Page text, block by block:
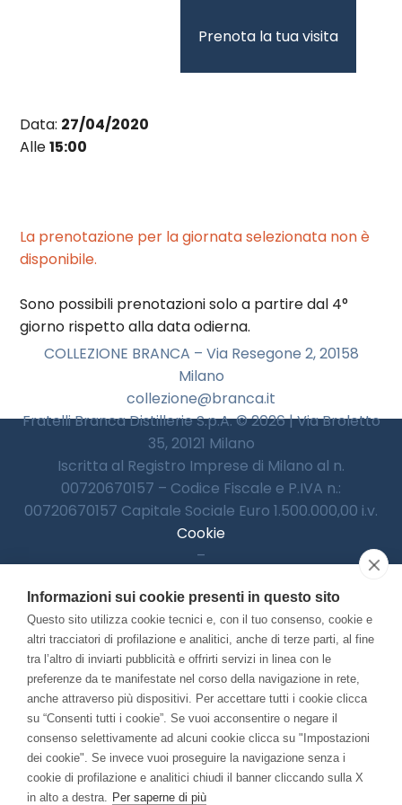
Prenota la tua visita
Data: 27/04/2020
Alle15:00
La prenotazione per la giornata selezionata non è
disponibile.
Sono possibili prenotazioni solo a partire dal 4°
giorno rispetto alla data odierna.
COLLEZIONE BRANCA – Via Resegone 2, 20158
Milano
collezione@branca.it
Fratelli Branca Distillerie S.p.A. © 2026 | Via Broletto
35, 20121 Milano
Iscritta al Registro Imprese di Milano al n.
00720670157 – Codice Fiscale e P.IVA n.:
00720670157 Capitale Sociale Euro 1.500.000,00 i.v.
Cookie
–
–
Accessibilitià
Con il contributo di:
Informazioni sui cookie presenti in questo sito
Questo sito utilizza cookie tecnici e, con il tuo consenso, cookie e
altri tracciatori di profilazione e analitici, anche di terze parti, al fine
tra l’altro di inviarti pubblicità e offrirti servizi in linea con le
preferenze da te manifestate nel corso della navigazione in rete,
anche attraverso più dispositivi. Per accettare tutti i cookie clicca
su “Consenti tutti i cookie”. Se vuoi acconsentire o negare il
consenso selettivamente ad alcuni cookie clicca su "Impostazioni
dei cookie". Se invece vuoi proseguire la navigazione senza i
cookie di profilazione e analitici chiudi il banner cliccando sulla X
in alto a destra. Per saperne di più